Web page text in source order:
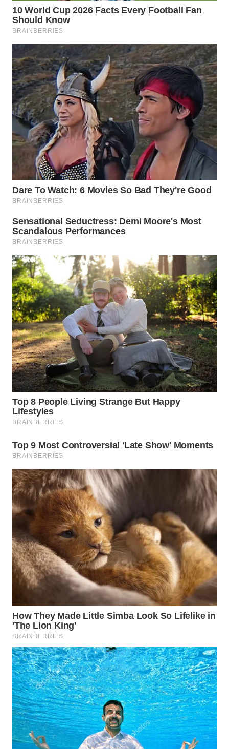
WN
KUNINGAN
WN
MAJALENGKA
WN
SUBANG
WN
SUKABUMI
WN
PURWAKARTA
WN
PRIANGAN
TIMUR
WN
SEMARANG
WN
SOLO
WN
BOROBUDUR
WN
MADURA
WN
WN
NATUNA
WN
BINTAN
WN
MANDALIKA
WN
LIKUPANG
WN
LABUANBAJO
WN
BORNEO
Wahana
Media
Group
WAHANA
NEWS